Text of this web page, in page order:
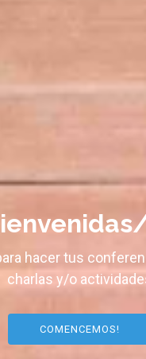
hacer tus
charlas y/o
COMENCEMOS!